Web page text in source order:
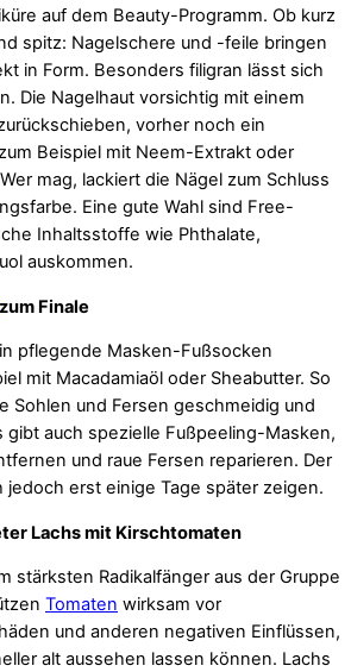
auf dem Beauty-Programm. Ob kurz
spitz: Nagelschere und -feile bringen
in Form. Besonders filigran lässt sich
Die Nagelhaut vorsichtig mit einem
vorher noch ein
Beispiel mit Neem-Extrakt oder
mag, lackiert die Nägel zum Schluss
Eine gute Wahl sind Free-
Inhaltsstoffe wie Phthalate,
auskommen.
zum Finale
pflegende Masken-Fußsocken
mit Macadamiaöl oder Sheabutter. So
Sohlen und Fersen geschmeidig und
gibt auch spezielle Fußpeeling-Masken,
und raue Fersen reparieren. Der
jedoch erst einige Tage später zeigen.
Lachs mit Kirschtomaten
stärksten Radikalfänger aus der Gruppe
Tomaten wirksam vor
und anderen negativen Einflüssen,
alt aussehen lassen können. Lachs